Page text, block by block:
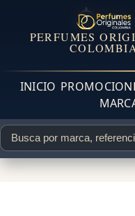
PERFUMES
COLOMBIA
INICIO